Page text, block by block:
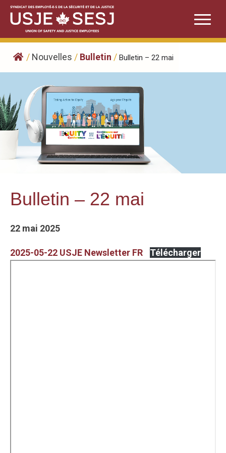
Skip
content
/ Nouvelles / Bulletin / Bulletin – 22 mai
Bulletin – 22 mai
22 mai 2025
2025-05-22 USJE Newsletter FR Télécharger